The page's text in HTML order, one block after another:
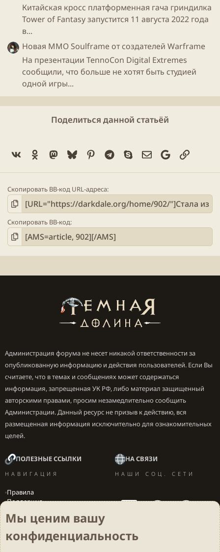
Китайская кросс платформенная гача гриндилка
Tower of Fantasy запустится 11 августа 2022 года
в...
Новая ММО Soulframe от создателей Warframe
На презентации TennoCon Digital Extremes
сообщили, что больше не хотят быть студией
одной игры...
Поделиться данной статьёй
Vk Ok Mastodon
BlueskyPinterestTelegram
SkypeЭлектронная
GoogleСсылка
Скопировать BB-код URL-адреса
Скопировать BB-код
Администрация форума не несет никакой ответственности за
опубликованную информацию и действия пользователей. Если Вы
считаете, что в темах и сообщениях может содержаться
информация, запрещенная УК РФ, либо материал защищенный
авторскими правами, просим незамедлительно сообщить
Администрации. Данный ресурс не призыв к действию, вся
размещенная информация исключительно для ознакомительных
целей.
ПОЛЕЗНЫЕ ССЫЛКИ
НАВИГАЦИЯ
Правила
Поддержка
Локализация игр
НА СВЯЗИ
НАШИ СОЦ. СЕТИ
Мы ценим вашу
конфиденциальность